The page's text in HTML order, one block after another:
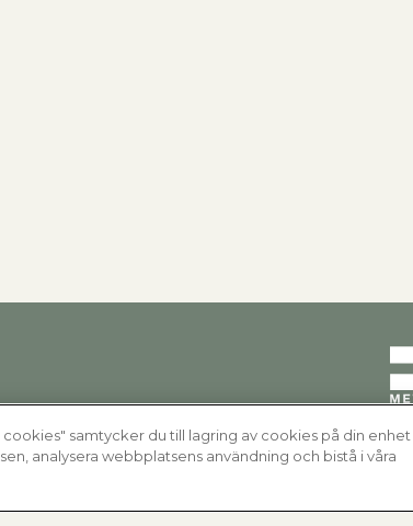
samtycker du till lagring av cookies på din
analysera webbplatsens användning och bistå i våra